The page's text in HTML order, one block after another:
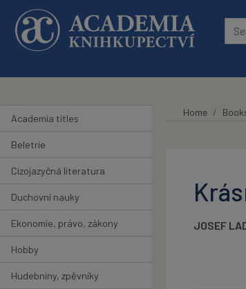
Skip to main content
Academia titles
Beletrie
Cizojazyčná literatura
Duchovní nauky
Ekonomie, právo, zákony
Hobby
Hudebniny, zpěvníky
Home
JOSEF